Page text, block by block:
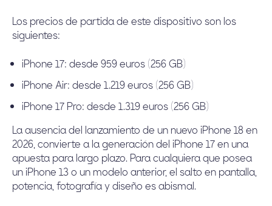
Los precios de partida de este dispositivo son los
siguientes:
iPhone 17: desde 959 euros (256 GB)
iPhone Air: desde 1.219 euros (256 GB)
iPhone 17 Pro: desde 1.319 euros (256 GB)
La ausencia del lanzamiento de un nuevo iPhone 18 en
2026, convierte a la generación del iPhone 17 en una
apuesta para largo plazo. Para cualquiera que posea
un iPhone 13 o un modelo anterior, el salto en pantalla,
potencia, fotografía y diseño es abismal.